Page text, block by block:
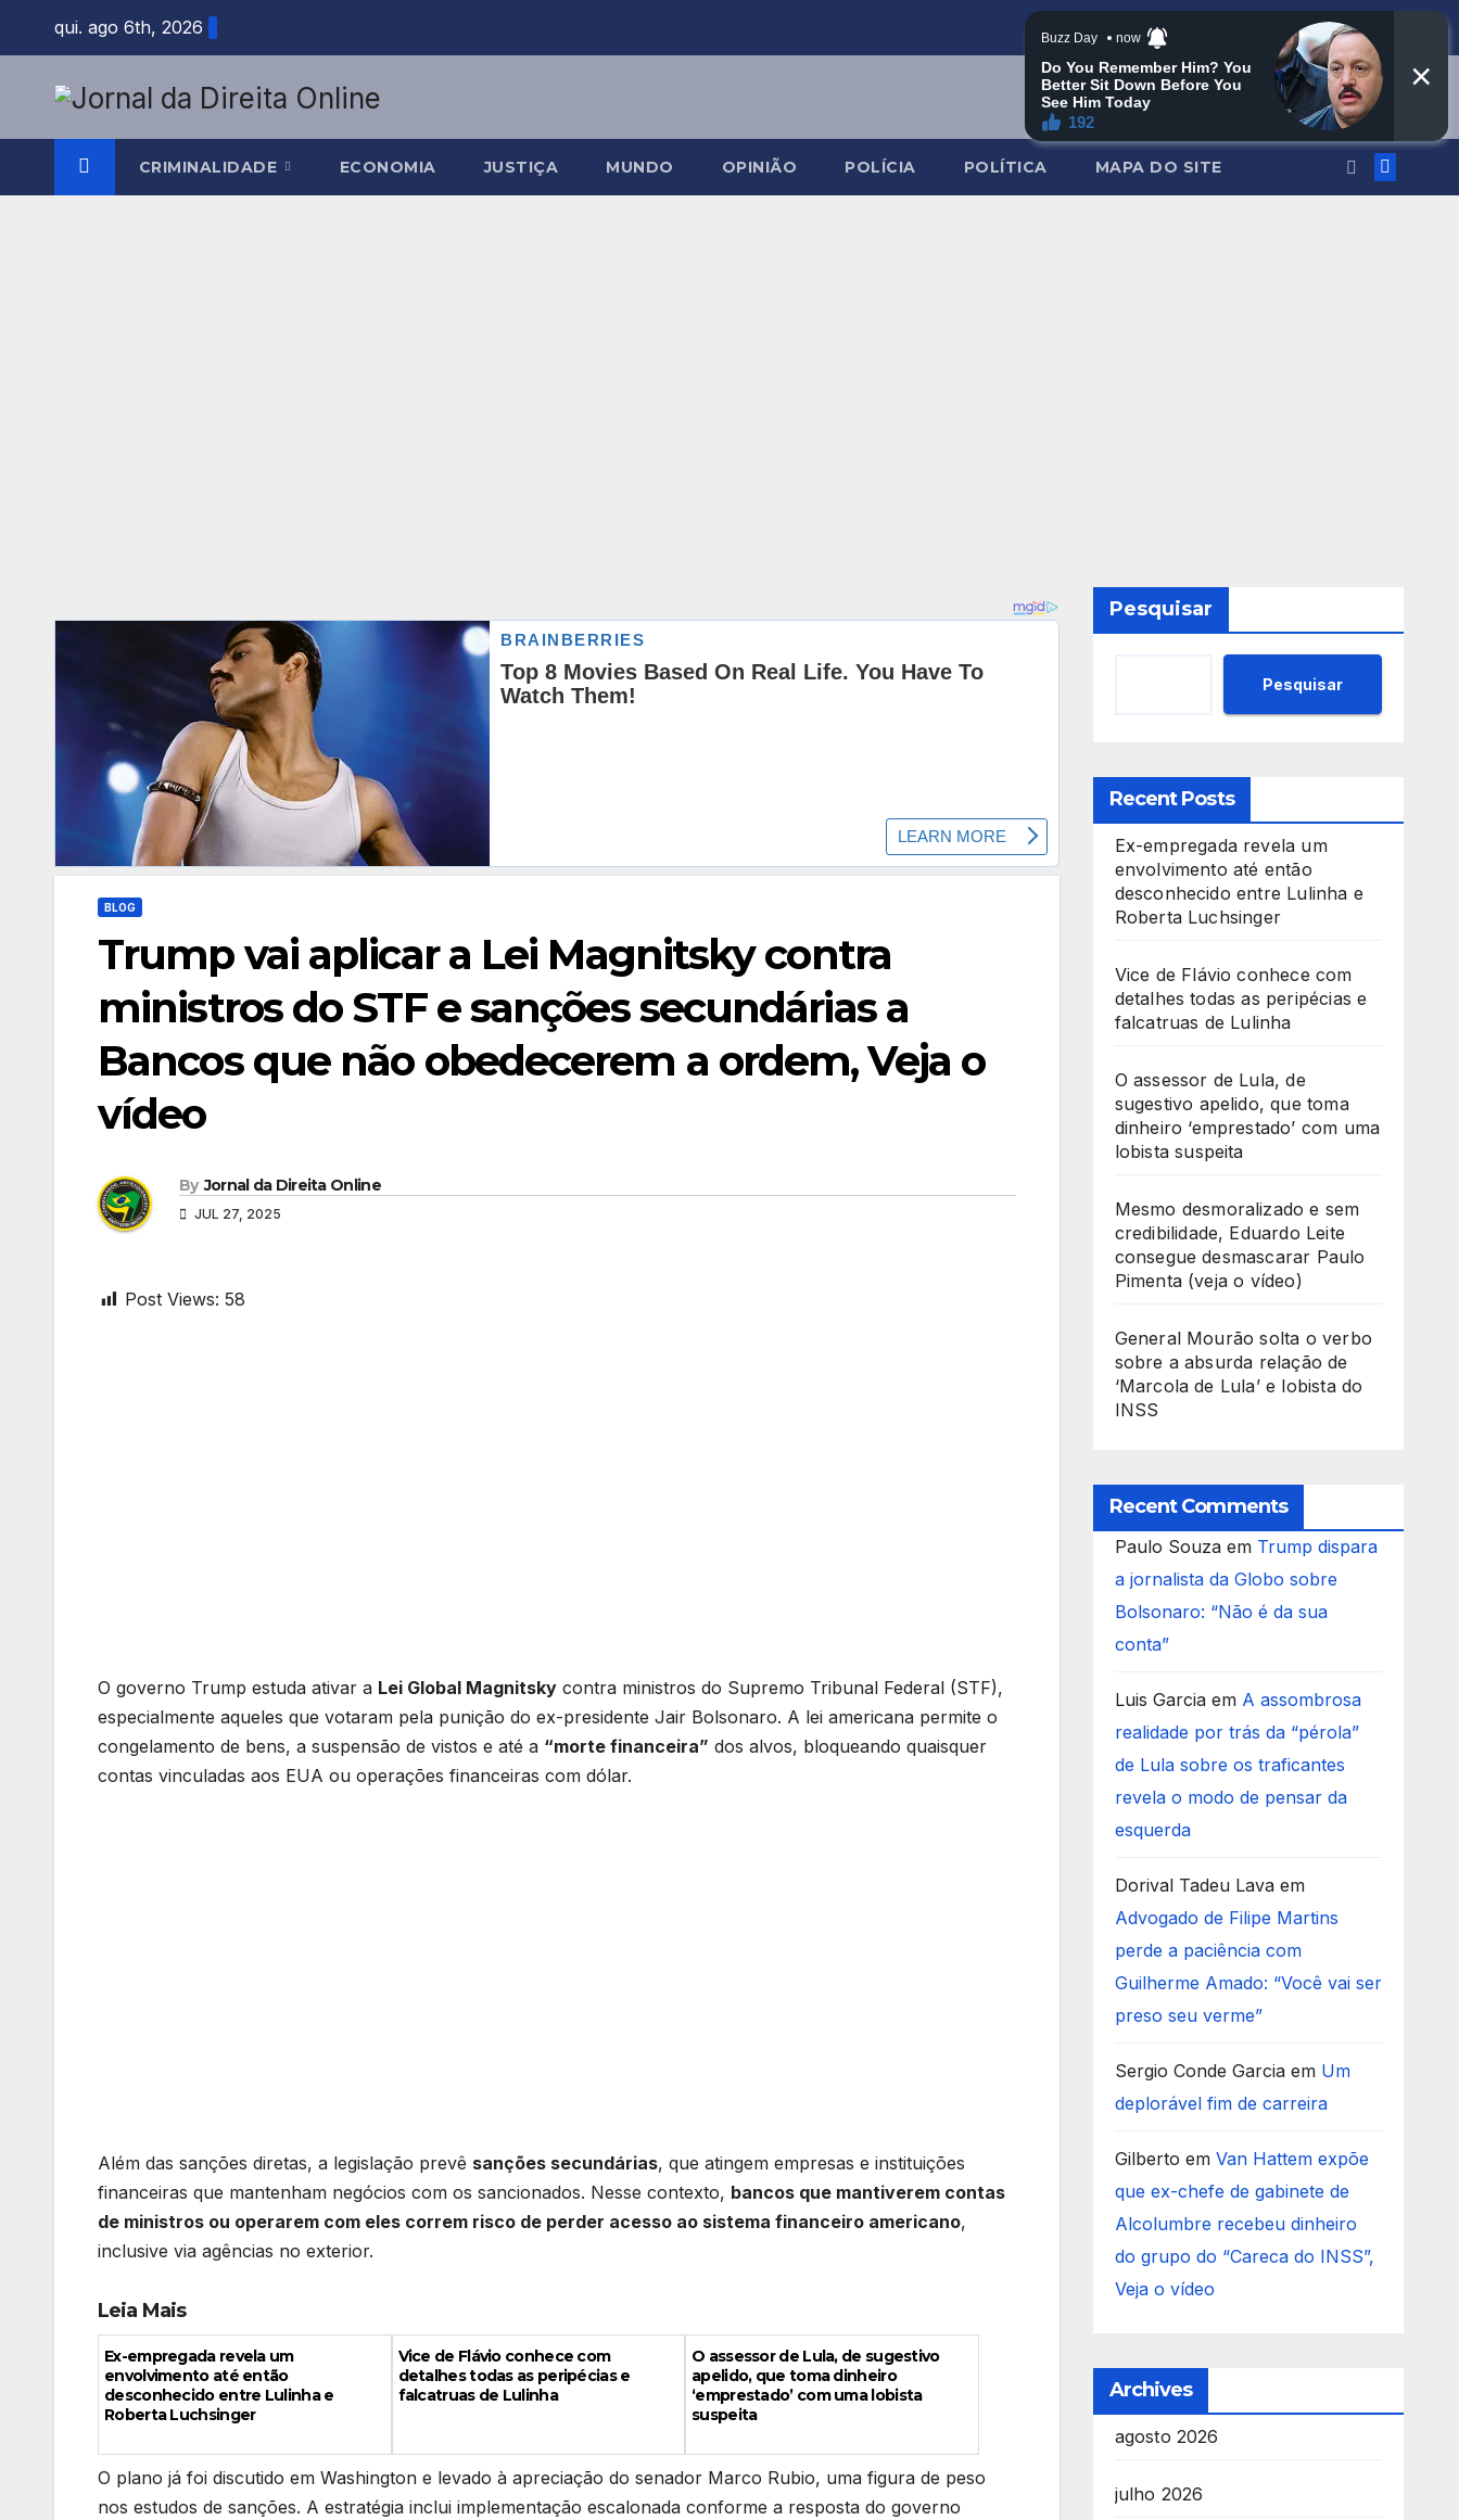
content
qui. ago 6th, 2026
CRIMINALIDADE ECONOMIA JUSTIÇA MUNDO OPINIÃO POLÍCIA POLÍTICA MAPA DO SITE
BLOG
Trump vai aplicar a Lei Magnitsky contra
ministros do STF e sanções secundárias a
Bancos que não obedecerem a ordem, Veja o
vídeo
By Jornal da Direita Online
JUL 27, 2025
Post Views: 58
O governo Trump estuda ativar a Lei Global Magnitsky contra ministros do Supremo Tribunal Federal (STF),
especialmente aqueles que votaram pela punição do ex-presidente Jair Bolsonaro. A lei americana permite o
congelamento de bens, a suspensão de vistos e até a “morte financeira” dos alvos, bloqueando quaisquer
contas vinculadas aos EUA ou operações financeiras com dólar.
Além das sanções diretas, a legislação prevê sanções secundárias, que atingem empresas e instituições
financeiras que mantenham negócios com os sancionados. Nesse contexto, bancos que mantiverem contas
de ministros ou operarem com eles correm risco de perder acesso ao sistema financeiro americano,
inclusive via agências no exterior.
Leia Mais
Ex-empregada revela um
envolvimento até então
desconhecido entre Lulinha e
Roberta Luchsinger
Vice de Flávio conhece com
detalhes todas as peripécias e
falcatruas de Lulinha
O assessor de Lula, de sugestivo
apelido, que toma dinheiro
‘emprestado’ com uma lobista
suspeita
O plano já foi discutido em Washington e levado à apreciação do senador Marco Rubio, uma figura de peso
nos estudos de sanções. A estratégia inclui implementação escalonada conforme a resposta do governo
Pesquisar
Pesquisar
Recent Posts
Ex-empregada revela um
envolvimento até então
desconhecido entre Lulinha e
Roberta Luchsinger
Vice de Flávio conhece com
detalhes todas as peripécias e
falcatruas de Lulinha
O assessor de Lula, de
sugestivo apelido, que toma
dinheiro ‘emprestado’ com uma
lobista suspeita
Mesmo desmoralizado e sem
credibilidade, Eduardo Leite
consegue desmascarar Paulo
Pimenta (veja o vídeo)
General Mourão solta o verbo
sobre a absurda relação de
‘Marcola de Lula’ e lobista do
INSS
Recent Comments
Paulo Souzaem Trump dispara
a jornalista da Globo sobre
Bolsonaro: “Não é da sua
conta”
Luis Garciaem A assombrosa
realidade por trás da “pérola”
de Lula sobre os traficantes
revela o modo de pensar da
esquerda
Dorival Tadeu Lavaem
Advogado de Filipe Martins
perde a paciência com
Guilherme Amado: “Você vai ser
preso seu verme”
Sergio Conde Garciaem Um
deplorável fim de carreira
Gilberto em Van Hattem expõe
que ex-chefe de gabinete de
Alcolumbre recebeu dinheiro
do grupo do “Careca do INSS”,
Veja o vídeo
Archives
agosto 2026
julho 2026